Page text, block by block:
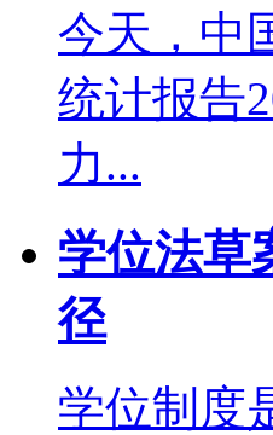
今天，中
统计报告
力...
学位法草
径
学位制度